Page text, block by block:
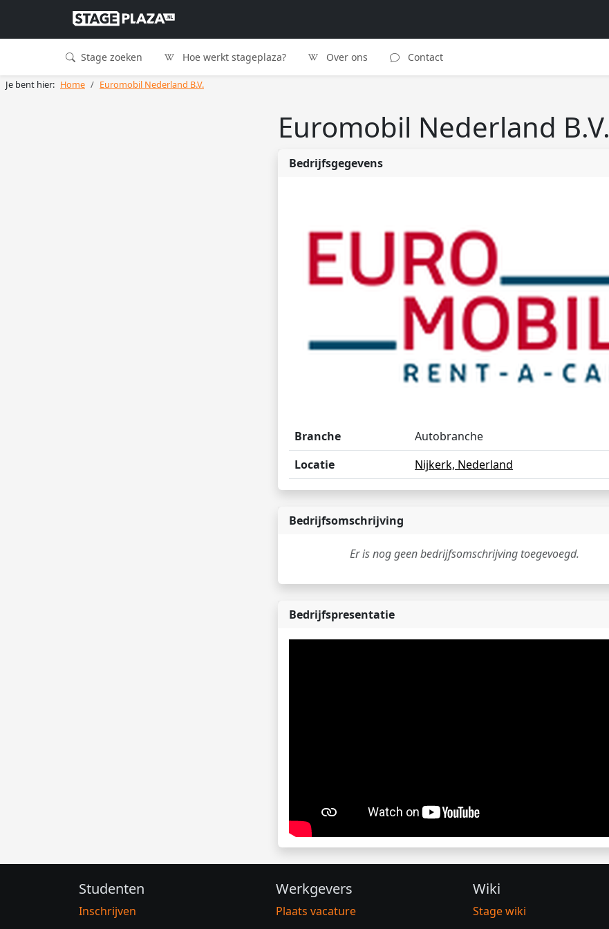
Stage zoeken Hoe werkt stageplaza? Over ons Contact
Je bent hier: Home Euromobil Nederland B.V.
Euromobil Nederland B.V.
Bedrijfsgegevens
Branche
Autobranche
Locatie
Nijkerk, Nederland
Bedrijfsomschrijving
Er is nog geen bedrijfsomschrijving toegevoegd.
Bedrijfspresentatie
Studenten
Inschrijven
Werkgevers
Plaats vacature
Wiki
Stage wiki